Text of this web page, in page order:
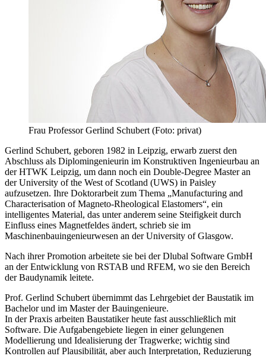
Frau Professor Gerlind Schubert (Foto: privat)
Gerlind Schubert, geboren 1982 in Leipzig, erwarb zuerst den
Abschluss als Diplomingenieurin im Konstruktiven Ingenieurbau an
der HTWK Leipzig, um dann noch ein Double-Degree Master an
der University of the West of Scotland (UWS) in Paisley
aufzusetzen. Ihre Doktorarbeit zum Thema „Manufacturing and
Characterisation of Magneto-Rheological Elastomers“, ein
intelligentes Material, das unter anderem seine Steifigkeit durch
Einfluss eines Magnetfeldes ändert, schrieb sie im
Maschinenbauingenieurwesen an der University of Glasgow.
Nach ihrer Promotion arbeitete sie bei der Dlubal Software GmbH
an der Entwicklung von RSTAB und RFEM, wo sie den Bereich
der Baudynamik leitete.
Prof. Gerlind Schubert übernimmt das Lehrgebiet der Baustatik im
Bachelor und im Master der Bauingenieure.
In der Praxis arbeiten Baustatiker heute fast ausschließlich mit
Software. Die Aufgabengebiete liegen in einer gelungenen
Modellierung und Idealisierung der Tragwerke; wichtig sind
Kontrollen auf Plausibilität, aber auch Interpretation, Reduzierung